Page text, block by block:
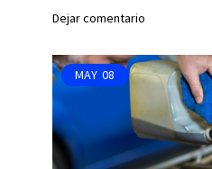
Dejar comentario
MAY 08